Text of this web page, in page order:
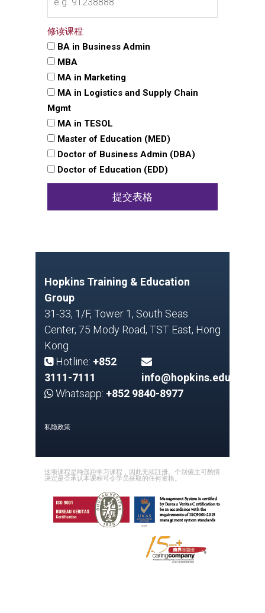
修读课程:
BA in Business Admin
MBA
MA in Marketing
MA in Logistics and Supply Chain
Mgmt
MA in TESOL
Master of Education (MED)
Doctor of Business Admin (DBA)
Doctor of Education (EDD)
提交表格
Hopkins Training & Education
Group
31-33, 1/F, Tower 1, South Seas
Center, 75 Mody Road, TST East, Hong
Kong
Hotline: +852
3111-7111
info@hopkins.edu.hk
Whatsapp: +852 9840-8977
私隐政策
这项课程是纯遥距学习课程，因此无须註册。个别僱主可酌情
决定是否承认本课程可令学员获取的任何资格。